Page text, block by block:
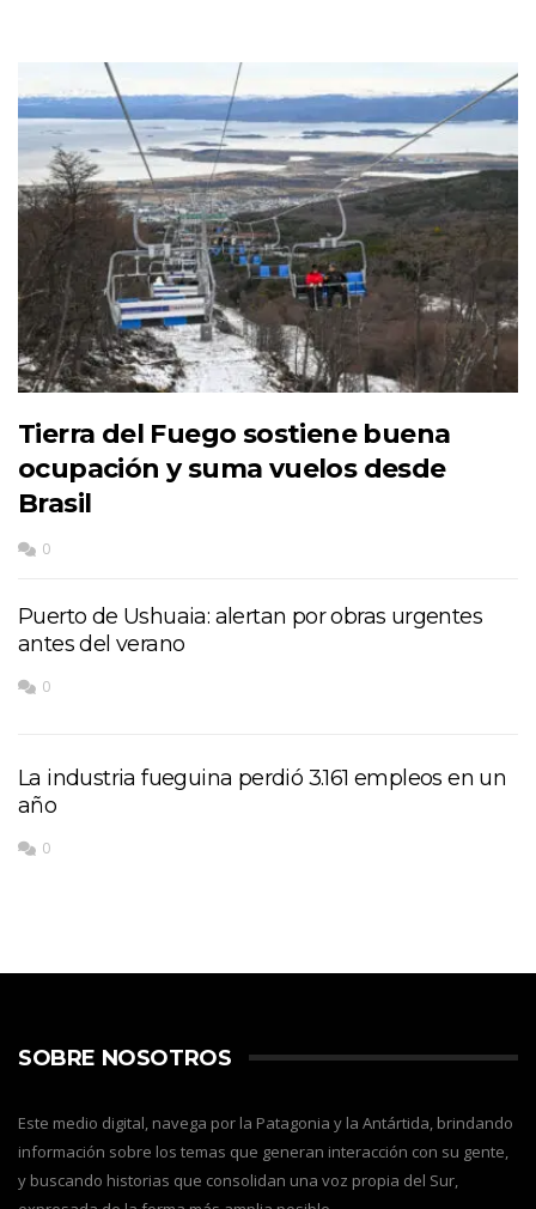
Tierra del Fuego sostiene buena
ocupación y suma vuelos desde
Brasil
0
Puerto de Ushuaia: alertan por obras urgentes
antes del verano
0
La industria fueguina perdió 3.161 empleos en un
año
0
SOBRE NOSOTROS
Este medio digital, navega por la Patagonia y la Antártida, brindando
información sobre los temas que generan interacción con su gente,
y buscando historias que consolidan una voz propia del Sur,